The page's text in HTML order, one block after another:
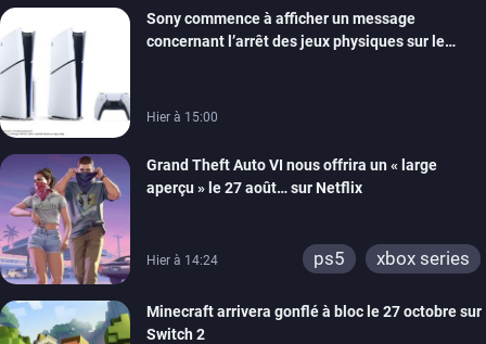
ps4
xbox one
switch 2
Sony commence à afficher un message
concernant l’arrêt des jeux physiques sur le
Hier à 15:00
Grand Theft Auto VI nous offrira un « large
aperçu » le 27 août… sur Netflix
Hier à 14:24 ps5 xbox series
Minecraft arrivera gonflé à bloc le 27 octobre sur
Switch 2